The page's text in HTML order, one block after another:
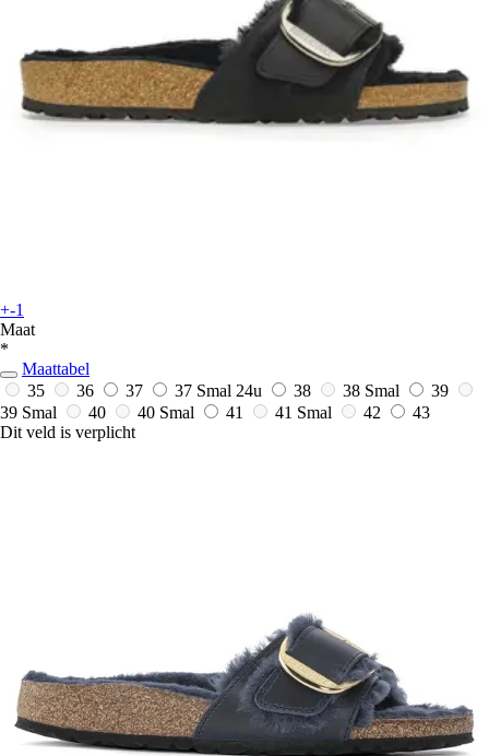
+-1
Maat
*
Maattabel
35
36 37 37 Smal 24u 38 38 Smal
39
39 Smal
40 40 Smal 41 41 Smal 42
43
Dit veld is verplicht